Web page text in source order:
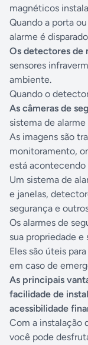
magnéticos
Quando a porta
alarme é
Os detectores de
sensores
ambiente.
Quando o
As câmeras de
sistema de
As imagens são
monitoramento,
está acontecendo
Um sistema de
e janelas,
segurança e
Os alarmes de
sua propriedade e
Eles são úteis
em caso de
As principais
facilidade de
acessibilidade
Com a instalação
você pode